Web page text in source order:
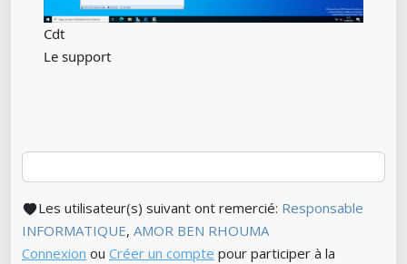
Cdt
Le support
Les utilisateur(s) suivant ont remercié: Responsable
INFORMATIQUE, AMOR BEN RHOUMA
Connexion ou Créer un compte pour participer à la